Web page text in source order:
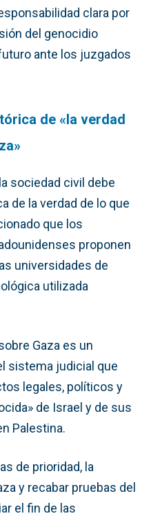
clara por
del genocidio
ante los juzgados
de «la verdad
sociedad civil debe
de la verdad de lo que
que los
proponen
universidades de
utilizada
Gaza es un
sistema judicial que
legales, políticos y
de Israel y de sus
Palestina.
de prioridad, la
y recabar pruebas del
el fin de las